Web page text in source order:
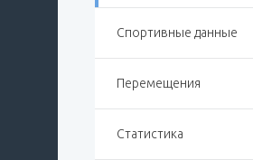
Спортивные данные
Перемещения
Статистика